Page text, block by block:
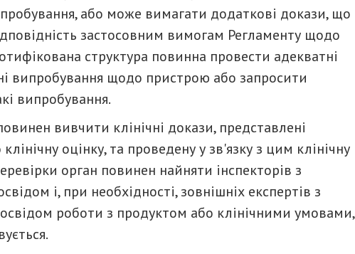
або може вимагати додаткові докази, що
застосовним вимогам Регламенту щодо
структура повинна провести адекватні
випробування щодо пристрою або запросити
випробування.
вивчити клінічні докази, представлені
оцінку, та проведену у зв'язку з цим клінічну
орган повинен найняти інспекторів з
і, при необхідності, зовнішніх експертів з
роботи з продуктом або клінічними умовами,